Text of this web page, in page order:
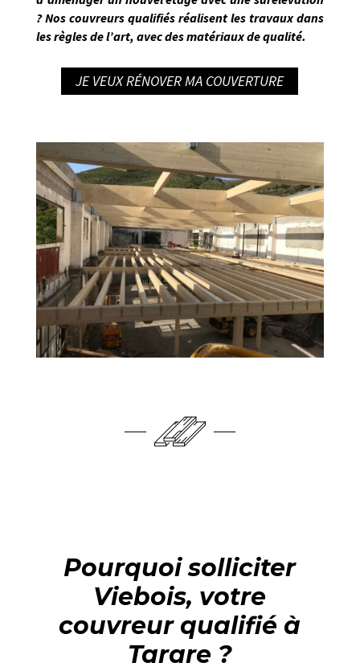
? Nos couvreurs qualifiés réalisent les travaux dans
les règles de l’art, avec des matériaux de qualité.
JE VEUX RÉNOVER MA COUVERTURE
Pourquoi solliciter
Viebois, votre
couvreur qualifié à
Tarare ?